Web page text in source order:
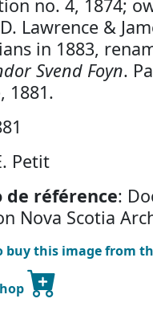
no. 4, 1874;
Lawrence &
in 1883,
Svend Foyn.
1881.
Petit
de référence:
Nova Scotia
buy this image from